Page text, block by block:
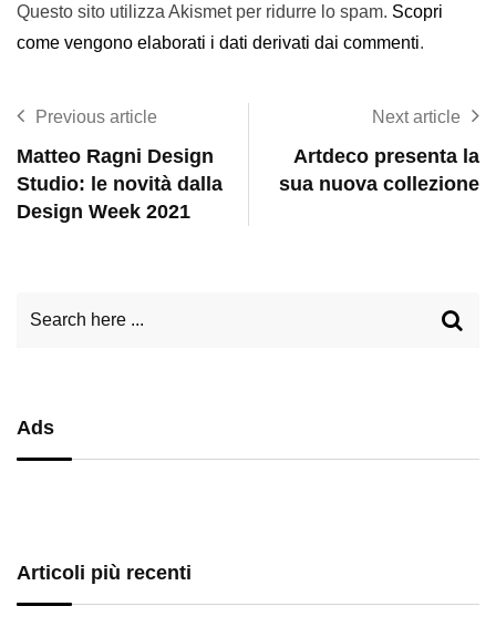
Questo sito utilizza Akismet per ridurre lo spam. Scopri
come vengono elaborati i dati derivati dai commenti.
Previous article
Matteo Ragni Design
Studio: le novità dalla
Design Week 2021
Next article
Artdeco presenta la
sua nuova collezione
Ads
Articoli più recenti